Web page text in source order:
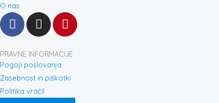
O nas
F
a
e
b
o
o
I
n
t
a
g
r
P
i
t
r
PRAVNE INFORMACIJE
Pogoji poslovanja
Zasebnost in piškotki
Politika vračil